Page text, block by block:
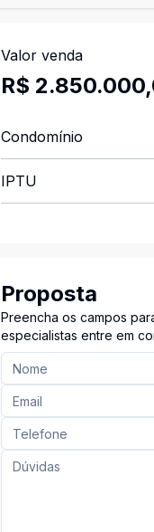
Valor venda
R$
Condomínio
IPTU
Proposta
Preencha os campos
especialistas entre em